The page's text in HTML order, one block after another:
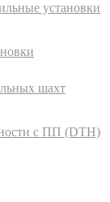
установки
шахт
с ПП (DTH)